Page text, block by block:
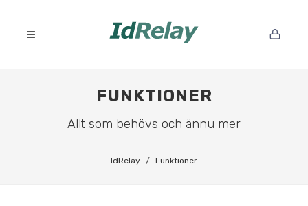
FUNKTIONER
Allt som behövs och ännu mer
IdRelay Funktioner